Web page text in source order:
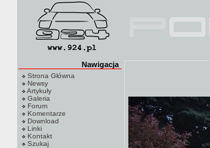
Nawigacja
Strona Główna
Newsy
Artykuły
Galeria
Forum
Komentarze
Download
Linki
Kontakt
Szukaj